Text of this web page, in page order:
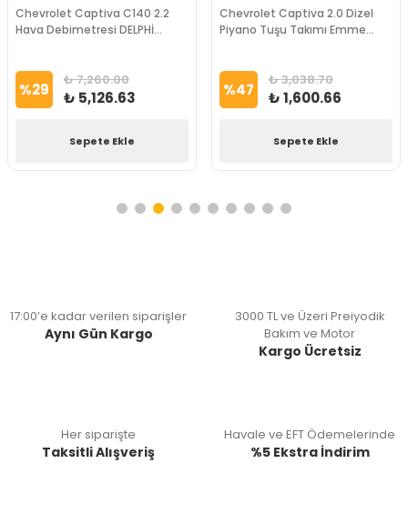
Chevrolet Captiva C140 2.2
Hava Debimetresi DELPHİ
%29 ₺ 7,260.00
₺ 5,126.63
Sepete Ekle
Chevrolet Captiva 2.0 Dizel
Piyano Tuşu Takımı Emme
%47 ₺ 3,038.70
₺ 1,600.66
Sepete Ekle
17:00’e kadar verilen siparişler
Aynı Gün Kargo
3000 TL ve Üzeri Preiyodik
Bakım ve Motor
Kargo Ücretsiz
Her siparişte
Taksitli Alışveriş
Havale ve EFT Ödemelerinde
%5 Ekstra İndirim